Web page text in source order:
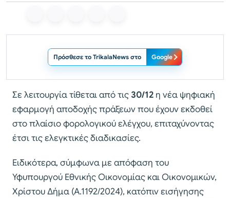
Πρόσθεσε το TrikalaNews στο Google
Σε λειτουργία τίθεται από τις30/12 η νέα ψηφιακή
εφαρμογή αποδοχής πράξεων που έχουν εκδοθεί
στο πλαίσιο φορολογικού ελέγχου, επιταχύνοντας
έτσι τις ελεγκτικές διαδικασίες.
Ειδικότερα, σύμφωνα με απόφαση του
Υφυπουργού Εθνικής Οικονομίας και Οικονομικών,
Χρίστου Δήμα (Α.1192/2024), κατόπιν εισήγησης